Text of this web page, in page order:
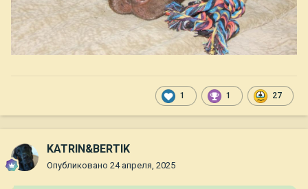
1 1 27
KATRIN&BERTIK
Опубликовано 24 апреля, 2025